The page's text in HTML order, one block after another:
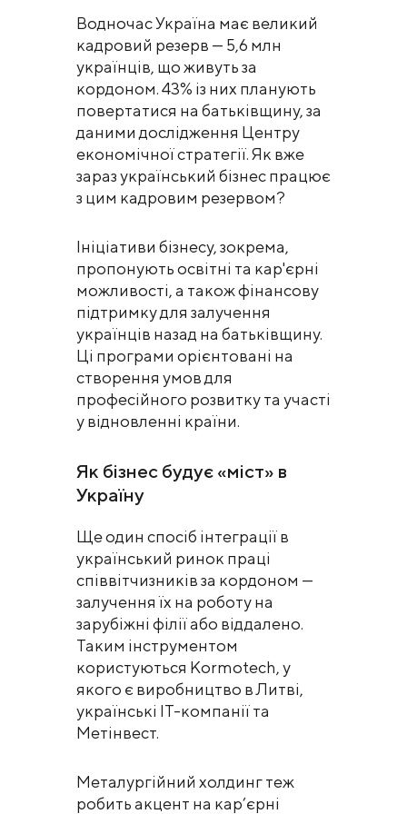
Водночас Україна має великий
кадровий резерв — 5,6 млн
українців, що живуть за
кордоном. 43% із них планують
повертатися на батьківщину, за
даними дослідження Центру
економічної стратегії. Як вже
зараз український бізнес працює
з цим кадровим резервом?
Ініціативи бізнесу, зокрема,
пропонують освітні та кар'єрні
можливості, а також фінансову
підтримку для залучення
українців назад на батьківщину.
Ці програми орієнтовані на
створення умов для
професійного розвитку та участі
у відновленні країни.
Як бізнес будує «міст» в
Україну
Ще один спосіб інтеграції в
український ринок праці
співвітчизників за кордоном —
залучення їх на роботу на
зарубіжні філії або віддалено.
Таким інструментом
користуються Kormotech, у
якого є виробництво в Литві,
українські IT-компанії та
Метінвест.
Металургійний холдинг теж
робить акцент на кар’єрні